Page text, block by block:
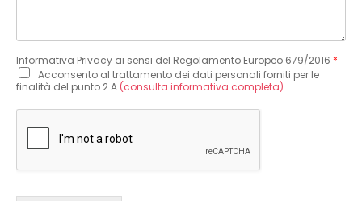
Informativa Privacy ai sensi del Regolamento Europeo 679/2016 *
Acconsento al trattamento dei dati personali forniti per le
finalità del punto 2.A (consulta informativa completa)